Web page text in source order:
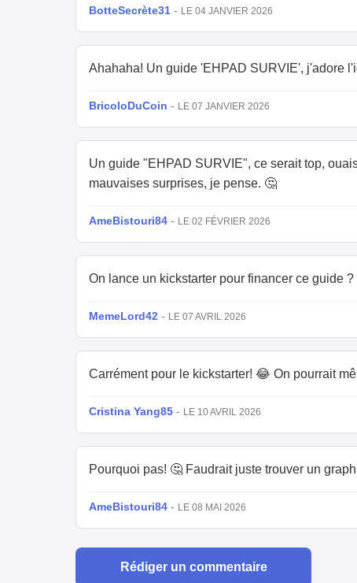
BotteSecrète31 - LE 04 JANVIER 2026
Ahahaha! Un guide 'EHPAD SURVIE', j'adore
BricoloDuCoin - LE 07 JANVIER 2026
Un guide "EHPAD SURVIE", ce serait top,
mauvaises surprises, je pense. 🤔
AmeBistouri84 - LE 02 FÉVRIER 2026
On lance un kickstarter pour financer ce guide ?
MemeLord42 - LE 07 AVRIL 2026
Carrément pour le kickstarter! 😂 On pourrait
Cristina Yang85 - LE 10 AVRIL 2026
Pourquoi pas! 🤔 Faudrait juste trouver un
AmeBistouri84 - LE 08 MAI 2026
Rédiger un commentaire